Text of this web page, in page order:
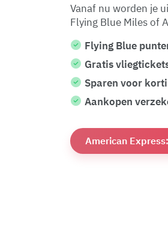
Vanaf nu worden je
Flying Blue Miles of
Flying Blue
Gratis
Sparen voor
Aankopen
American